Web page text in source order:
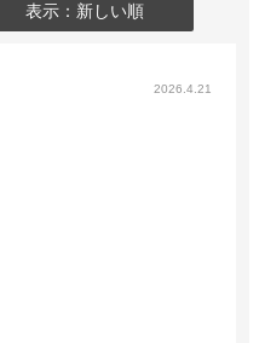
表示：新しい順
2026.4.21